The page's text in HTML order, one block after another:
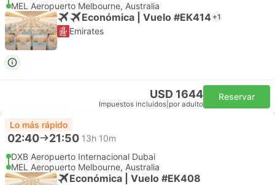
MEL Aeropuerto Melbourne, Australia
Económica | Vuelo #EK414 +1
Emirates
USD 1644
Impuestos incluidos por adulto
Reservar
Lo más rápido
02:40 21:50 13h 10m
DXB Aeropuerto Internacional Dubai
MEL Aeropuerto Melbourne, Australia
Económica | Vuelo #EK408